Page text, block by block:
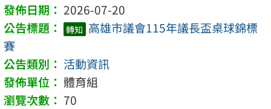
2026-07-20
轉知 高雄市議會115年議長盃桌球錦標
賽
活動資訊
體育組
70